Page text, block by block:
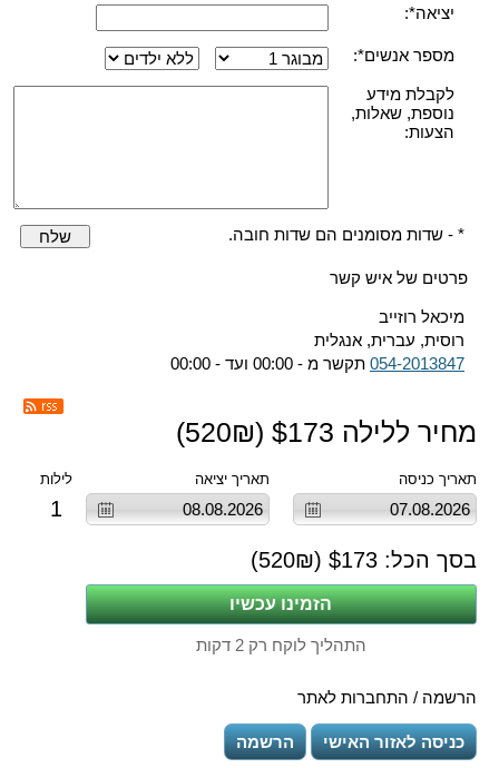
יציאה*:
מספר אנשים*:
לקבלת מידע
נוספת, שאלות,
הצעות:
* - שדות מסומנים הם שדות חובה. שלח
פרטים של איש קשר
מיכאל רוזייב
רוסית, עברית, אנגלית
054-2013847 תקשר מ - 00:00 ועד - 00:00
מחיר ללילה $ 173
(
520₪)
תאריך כניסה תאריך יציאה לילות
1
בסך הכל: $ 173
(
520₪)
התהליך לוקח רק 2 דקות
הרשמה / התחברות לאתר
כניסה לאזור האישי הרשמה